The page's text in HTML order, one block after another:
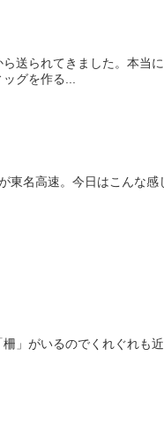
送られてきました。本当
グを作る...
名高速。今日はこんな感
」がいるのでくれぐれも